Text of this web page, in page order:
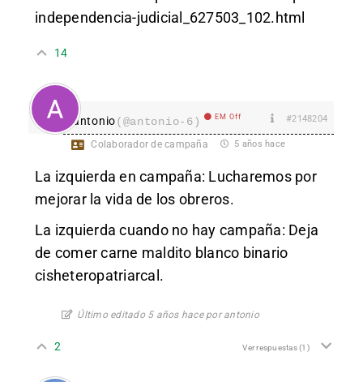
independencia-judicial_627503_102.html
14
antonio(@antonio-6) EM Off #2148204
Colaborador de campaña 5 años hace
La izquierda en campaña: Lucharemos por
mejorar la vida de los obreros.
La izquierda cuando no hay campaña: Deja
de comer carne maldito blanco binario
cisheteropatriarcal.
Último editado 5 años hace por antonio
2 Ver respuestas(1)